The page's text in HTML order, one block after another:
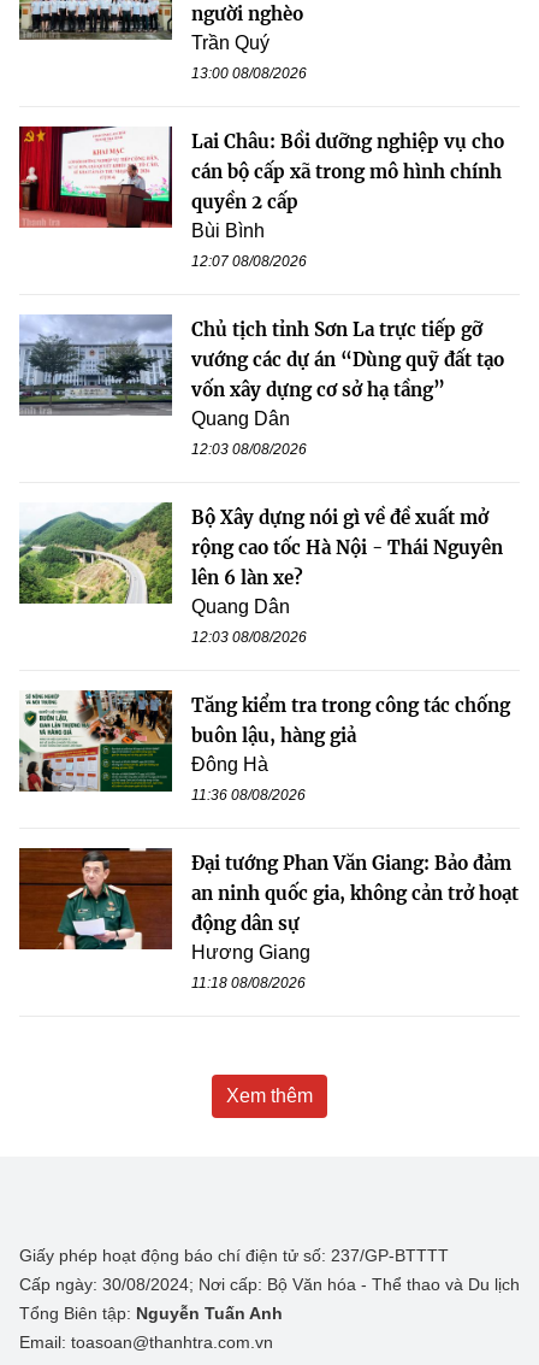
người nghèo
Trần Quý
13:00 08/08/2026
Lai Châu: Bồi dưỡng nghiệp vụ cho
cán bộ cấp xã trong mô hình chính
quyền 2 cấp
Bùi Bình
12:07 08/08/2026
Chủ tịch tỉnh Sơn La trực tiếp gỡ
vướng các dự án “Dùng quỹ đất tạo
vốn xây dựng cơ sở hạ tầng”
Quang Dân
12:03 08/08/2026
Bộ Xây dựng nói gì về đề xuất mở
rộng cao tốc Hà Nội - Thái Nguyên
lên 6 làn xe?
Quang Dân
12:03 08/08/2026
Tăng kiểm tra trong công tác chống
buôn lậu, hàng giả
Đông Hà
11:36 08/08/2026
Đại tướng Phan Văn Giang: Bảo đảm
an ninh quốc gia, không cản trở hoạt
động dân sự
Hương Giang
11:18 08/08/2026
Xem thêm
Giấy phép hoạt động báo chí điện tử số: 237/GP-BTTTT
Cấp ngày: 30/08/2024; Nơi cấp: Bộ Văn hóa - Thể thao và Du lịch
Tổng Biên tập: Nguyễn Tuấn Anh
Email: toasoan@thanhtra.com.vn